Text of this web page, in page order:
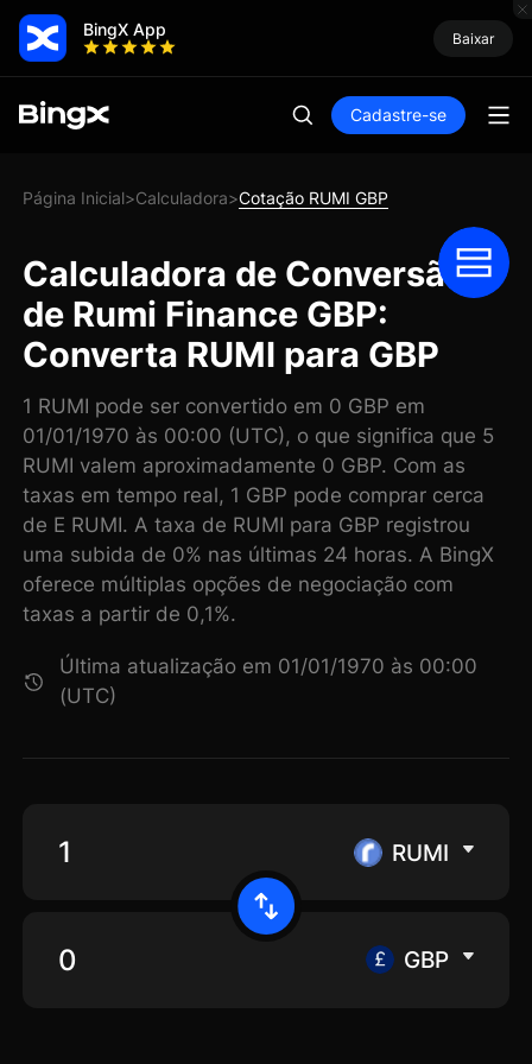
BingX App Baixar
Cadastre-se
Página Inicial>Calculadora>Cotação RUMI GBP
Calculadora de Conversão
de Rumi Finance GBP:
Converta RUMI para GBP
1 RUMI pode ser convertido em 0 GBP em
01/01/1970 às 00:00 (UTC), o que significa que 5
RUMI valem aproximadamente 0 GBP. Com as
taxas em tempo real, 1 GBP pode comprar cerca
de E RUMI. A taxa de RUMI para GBP registrou
uma subida de 0% nas últimas 24 horas. A BingX
oferece múltiplas opções de negociação com
taxas a partir de 0,1%.
Última atualização em 01/01/1970 às 00:00
(UTC)
RUMI
GBP